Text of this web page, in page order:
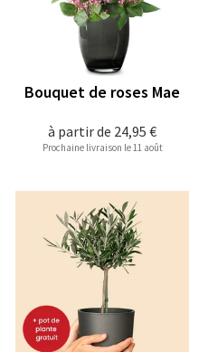
à partir de 24,95 €
Bouquet de roses Mae
Prochaine livraison le 11 août